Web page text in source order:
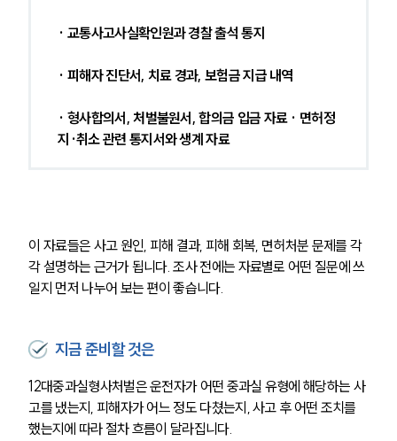
· 교통사고사실확인원과 경찰 출석 통지
· 피해자 진단서, 치료 경과, 보험금 지급 내역
· 형사합의서, 처벌불원서, 합의금 입금 자료 · 면허정
지·취소 관련 통지서와 생계 자료
이 자료들은 사고 원인, 피해 결과, 피해 회복, 면허처분 문제를 각
각 설명하는 근거가 됩니다. 조사 전에는 자료별로 어떤 질문에 쓰
일지 먼저 나누어 보는 편이 좋습니다.
지금 준비할 것은
12대중과실형사처벌은 운전자가 어떤 중과실 유형에 해당하는 사
고를 냈는지, 피해자가 어느 정도 다쳤는지, 사고 후 어떤 조치를
했는지에 따라 절차 흐름이 달라집니다.